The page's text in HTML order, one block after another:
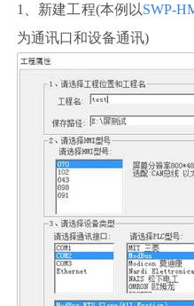
1、新建工程(本例以SWP-
为通讯口和设备通讯)